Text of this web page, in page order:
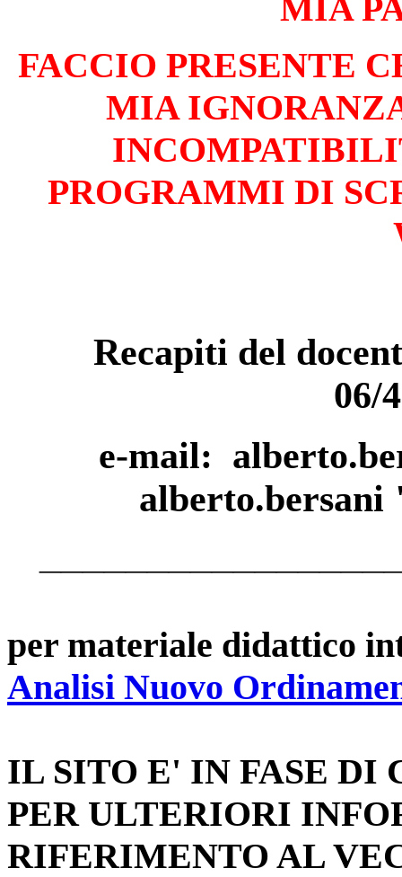
MIA
FACCIO PRESENTE
MIA
PROGRAMMI DI
Recapiti del
06/
e-mail:
per materiale didattico
Analisi Nuovo
IL SITO E' IN FASE DI
PER ULTERIORI
RIFERIMENTO AL